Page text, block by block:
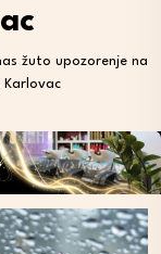
žuto upozorenje na
Karlovac